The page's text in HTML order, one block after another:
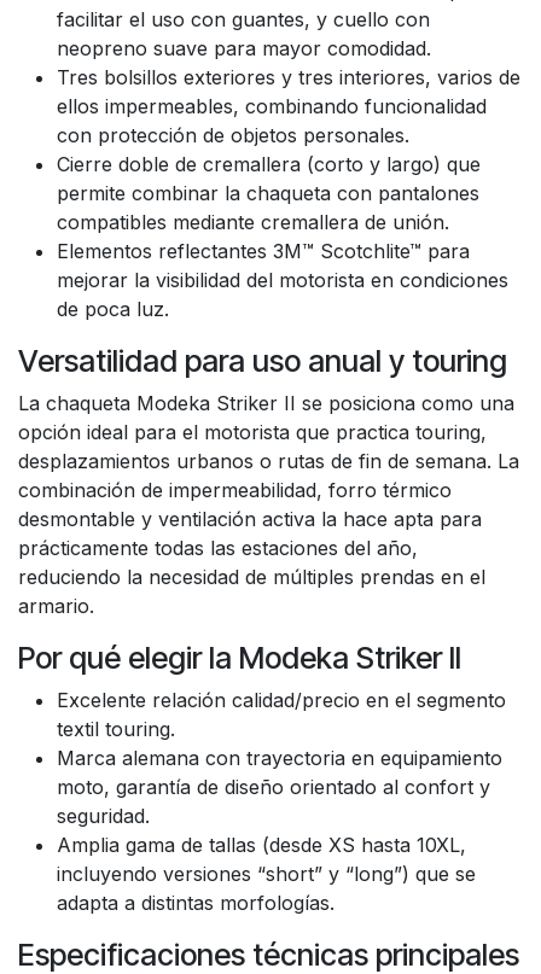
facilitar el uso con guantes, y cuello con
neopreno suave para mayor comodidad.
Tres bolsillos exteriores y tres interiores, varios de
ellos impermeables, combinando funcionalidad
con protección de objetos personales.
Cierre doble de cremallera (corto y largo) que
permite combinar la chaqueta con pantalones
compatibles mediante cremallera de unión.
Elementos reflectantes 3M™ Scotchlite™ para
mejorar la visibilidad del motorista en condiciones
de poca luz.
Versatilidad para uso anual y touring
La chaqueta Modeka Striker II se posiciona como una
opción ideal para el motorista que practica touring,
desplazamientos urbanos o rutas de fin de semana. La
combinación de impermeabilidad, forro térmico
desmontable y ventilación activa la hace apta para
prácticamente todas las estaciones del año,
reduciendo la necesidad de múltiples prendas en el
armario.
Por qué elegir la Modeka Striker II
Excelente relación calidad/precio en el segmento
textil touring.
Marca alemana con trayectoria en equipamiento
moto, garantía de diseño orientado al confort y
seguridad.
Amplia gama de tallas (desde XS hasta 10XL,
incluyendo versiones “short” y “long”) que se
adapta a distintas morfologías.
Especificaciones técnicas principales